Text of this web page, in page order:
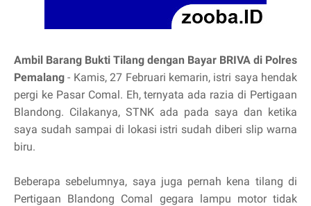
Ambil Barang Bukti Tilang dengan Bayar BRIVA di Polres
Pemalang- Kamis, 27 Februari kemarin, istri saya hendak
pergi ke Pasar Comal. Eh, ternyata ada razia di Pertigaan
Blandong. Cilakanya, STNK ada pada saya dan ketika
saya sudah sampai di lokasi istri sudah diberi slip warna
biru.
Beberapa sebelumnya, saya juga pernah kena tilang di
Pertigaan Blandong Comal gegara lampu motor tidak